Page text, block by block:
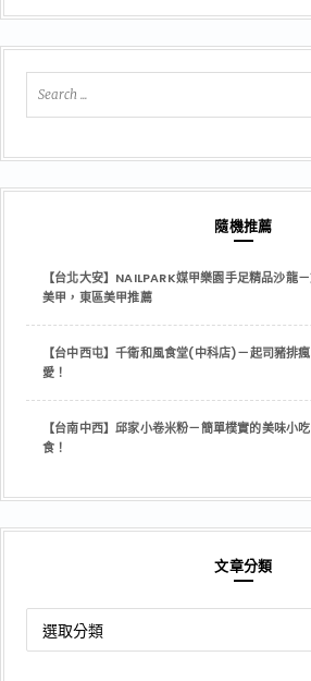
隨機推薦
【台北大安】NAILPARK媒甲樂園手足精品沙龍
美甲，東區美甲推薦
【台中西屯】千衛和風食堂(中科店)－起司豬排
愛！
【台南中西】邱家小卷米粉－簡單樸實的美味小
食！
文章分類
章